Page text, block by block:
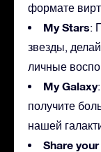
формате
My Stars:
звезды,
личные
My Galaxy
получите
нашей
Share